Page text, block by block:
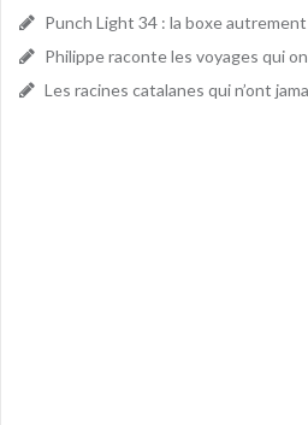
Punch Light 34 : la boxe autrement
Philippe raconte les voyages qui
Les racines catalanes qui n’ont